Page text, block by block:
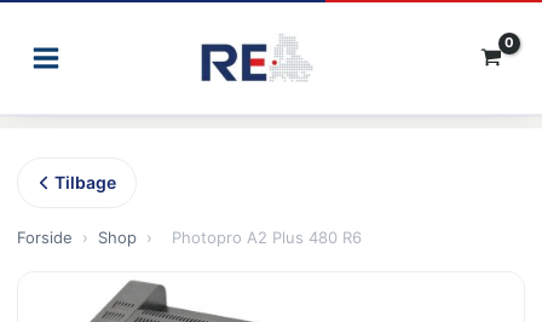
Tilbage
Forside › Shop › Photopro A2 Plus 480 R6